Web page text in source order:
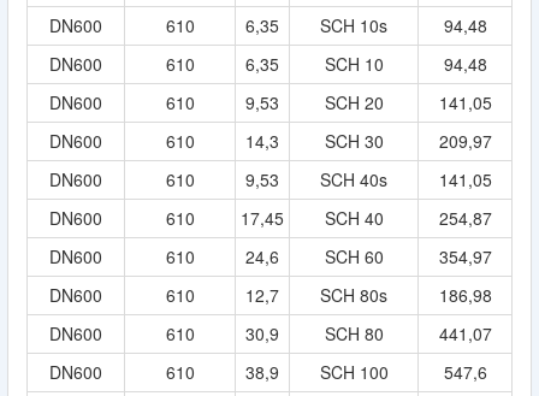
DN600
610 6,35 SCH 10s
94,48
DN600
610 6,35 SCH 10
94,48
DN600
610 9,53 SCH 20
141,05
DN600
610 14,3 SCH 30
209,97
DN600
610 9,53 SCH 40s
141,05
DN600
610 17,45 SCH 40
254,87
DN600
610 24,6 SCH 60
354,97
DN600
610 12,7 SCH 80s
186,98
DN600
610 30,9 SCH 80
441,07
DN600
610 38,9 SCH 100
547,6